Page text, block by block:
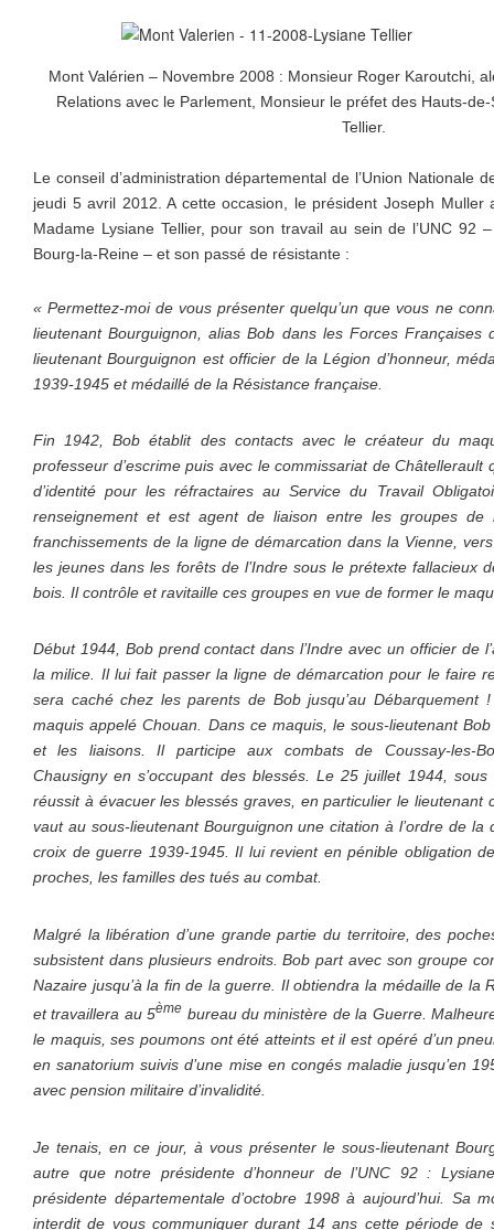
Mont Valérien – Novembre 2008 : Monsieur Roger Karoutchi,
Relations avec le Parlement, Monsieur le préfet des Hauts-
Tellier.
Le conseil d’administration départemental de l’Union Nationale
jeudi 5 avril 2012. A cette occasion, le président Joseph
Madame Lysiane Tellier, pour son travail au sein de l’UNC 92
Bourg-la-Reine – et son passé de résistante :
« Permettez-moi de vous présenter quelqu’un que vous ne
lieutenant Bourguignon, alias Bob dans les Forces Françaises
lieutenant Bourguignon est officier de la Légion d’honneur,
1939-1945 et médaillé de la Résistance française.
Fin 1942, Bob établit des contacts avec le créateur du
professeur d’escrime puis avec le commissariat de Châtellerault
d’identité pour les réfractaires au Service du Travail
renseignement et est agent de liaison entre les groupes de
franchissements de la ligne de démarcation dans la Vienne,
les jeunes dans les forêts de l’Indre sous le prétexte fallacieux
bois. Il contrôle et ravitaille ces groupes en vue de former le
Début 1944, Bob prend contact dans l’Indre avec un officier de
la milice. Il lui fait passer la ligne de démarcation pour le faire
sera caché chez les parents de Bob jusqu’au Débarquement
maquis appelé Chouan. Dans ce maquis, le sous-lieutenant Bob
et les liaisons. Il participe aux combats de Coussay-les-
Chausigny en s’occupant des blessés. Le 25 juillet 1944,
réussit à évacuer les blessés graves, en particulier le lieutenant
vaut au sous-lieutenant Bourguignon une citation à l’ordre de la
croix de guerre 1939-1945. Il lui revient en pénible obligation
proches, les familles des tués au combat.
Malgré la libération d’une grande partie du territoire, des
subsistent dans plusieurs endroits. Bob part avec son groupe
Nazaire jusqu’à la fin de la guerre. Il obtiendra la médaille de la
et travaillera au 5ème bureau du ministère de la Guerre.
le maquis, ses poumons ont été atteints et il est opéré d’un
en sanatorium suivis d’une mise en congés maladie jusqu’en
avec pension militaire d’invalidité.
Je tenais, en ce jour, à vous présenter le sous-lieutenant
autre que notre présidente d’honneur de l’UNC 92 :
présidente départementale d’octobre 1998 à aujourd’hui. Sa
interdit de vous communiquer durant 14 ans cette période